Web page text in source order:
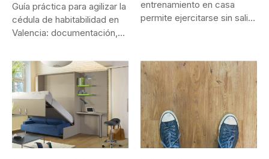
Guía práctica para agilizar la
cédula de habitabilidad en
Valencia: documentación,
entrenamiento en casa
permite ejercitarse sin salir